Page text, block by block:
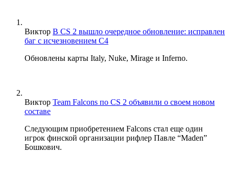
Виктор В CS 2 вышло очередное обновление: исправлен
баг с исчезновением C4
Обновлены карты Italy, Nuke, Mirage и Inferno.
Виктор Team Falcons по CS 2 объявили о своем новом
составе
Следующим приобретением Falcons стал еще один
игрок финской организации рифлер Павле “Maden”
Бошкович.